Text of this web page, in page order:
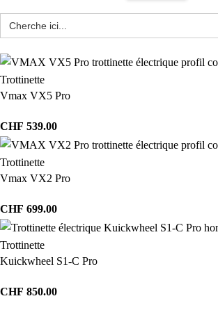
Trottinette
Vmax VX5 Pro
CHF 539.00
Trottinette
Vmax VX2 Pro
CHF 699.00
Trottinette
Kuickwheel S1-C Pro
CHF 850.00